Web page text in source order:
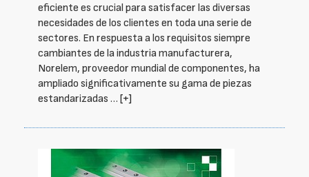
eficiente es crucial para satisfacer las diversas
necesidades de los clientes en toda una serie de
sectores. En respuesta a los requisitos siempre
cambiantes de la industria manufacturera,
Norelem, proveedor mundial de componentes, ha
ampliado significativamente su gama de piezas
estandarizadas … [+]